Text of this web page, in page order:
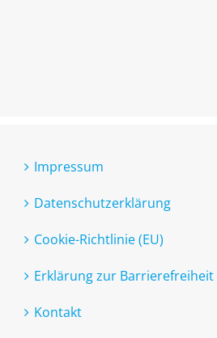
Impressum
Datenschutzerklärung
Cookie-Richtlinie (EU)
Erklärung zur Barrierefreiheit
Kontakt